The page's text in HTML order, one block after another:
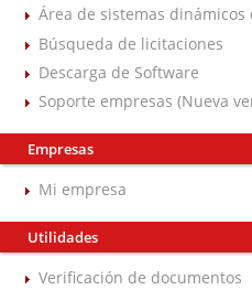
Área de sistemas
Búsqueda de licitaciones
Descarga de Software
Soporte empresas (Nueva
Empresas
Mi empresa
Utilidades
Verificación de documentos